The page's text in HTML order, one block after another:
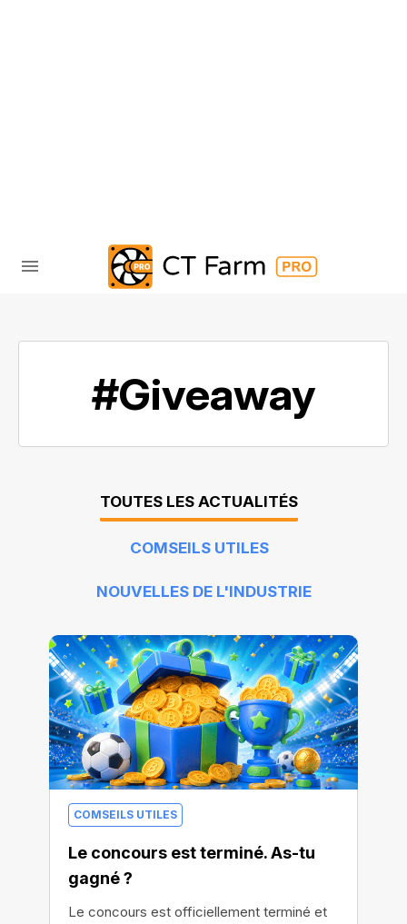
#Giveaway
TOUTES LES ACTUALITÉS
COMSEILS UTILES
NOUVELLES DE L'INDUSTRIE
COMSEILS UTILES
Le concours est terminé. As-tu
gagné ?
Le concours est officiellement terminé et